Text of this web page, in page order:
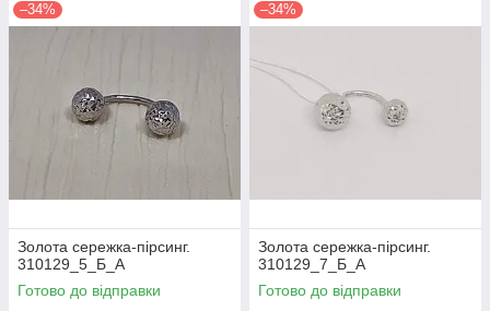
–34%
Золота сережка-пірсинг.
310129_5_Б_А
Готово до відправки
–34%
Золота сережка-пірсинг.
310129_7_Б_А
Готово до відправки